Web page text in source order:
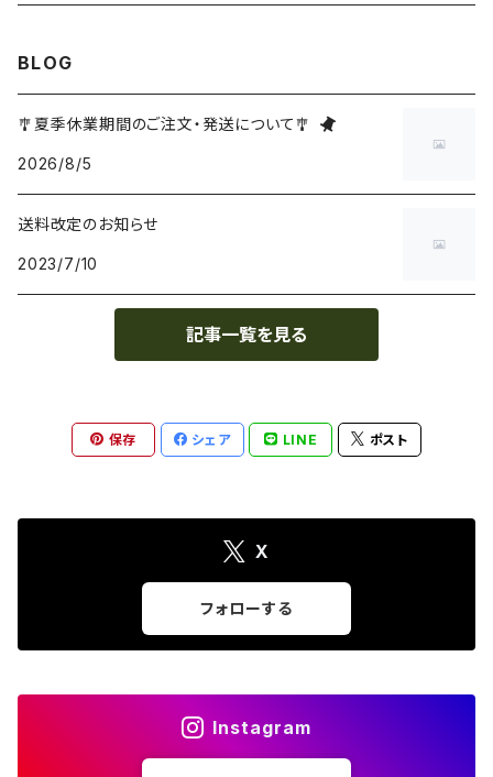
BLOG
🎐夏季休業期間のご注文・発送について🎐
2026/8/5
送料改定のお知らせ
2023/7/10
記事一覧を見る
保存 シェア LINE ポスト
X
フォローする
Instagram